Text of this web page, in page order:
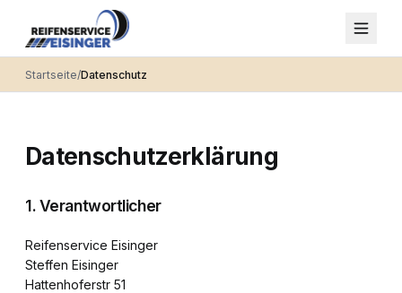
Startseite/Datenschutz
Datenschutzerklärung
1. Verantwortlicher
Reifenservice Eisinger
Steffen Eisinger
Hattenhoferstr 51